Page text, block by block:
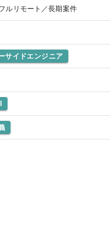
ルリモート／長期案件
サイドエンジニア